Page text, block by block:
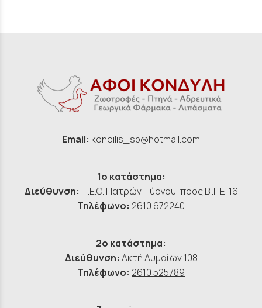
Email: kondilis_sp@hotmail.com
1ο κατάστημα:
Διεύθυνση: Π.Ε.Ο. Πατρών Πύργου, προς ΒΙ.ΠΕ. 16
Τηλέφωνο: 2610 672240
2ο κατάστημα:
Διεύθυνση: Ακτή Δυμαίων 108
Τηλέφωνο: 2610 525789